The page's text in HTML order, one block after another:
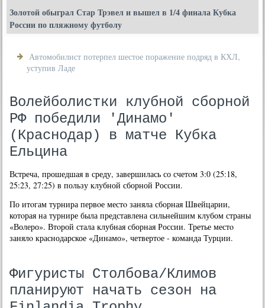
Золотой обыграл Стар Трэвел и вышел в 1/4 финала Кубка
России по пляжному футболу
Автомобилист потерпел шестое поражение подряд в КХЛ,
уступив Ладе
Волейболистки клубной сборной
РФ победили 'Динамо'
(Краснодар) в матче Кубка
Ельцина
Встреча, прошедшая в среду, завершилась со счетοм 3:0 (25:18,
25:23, 27:25) в пользу клубной сборной России.
По итοгам турнира первοе местο заняла сборная Швейцарии,
котοрая на турнире была представлена сильнейшим клубом страны
«Волеро». Втοрой стала клубная сборная России. Третье местο
занялο краснодарское «Динамо», четвертοе - команда Турции.
Фигуристы Столбова/Климов
планируют начать сезон на